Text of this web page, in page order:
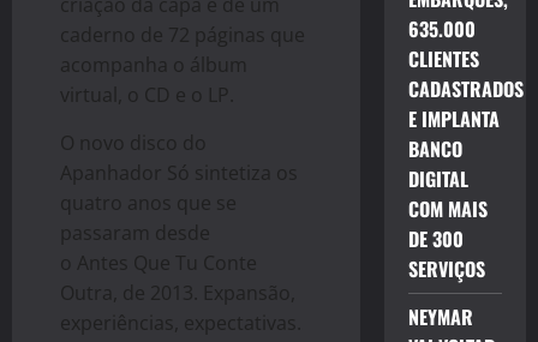
caderno de 72 páginas que
acompanha o álbum
virtual, o CD e o LP.
O novo disco do
Apanhador Só sintetiza os
quatro anos que se
passaram desde
o Antes Que Tu Conte
Outra, de 2013. Expansão,
experiências, expectativas.
635.000
CLIENTES
CADASTRADOS
E IMPLANTA
BANCO
DIGITAL
COM MAIS
DE 300
SERVIÇOS
NEYMAR